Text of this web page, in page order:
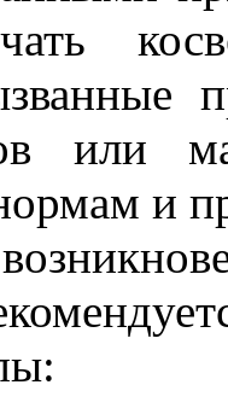
или
и